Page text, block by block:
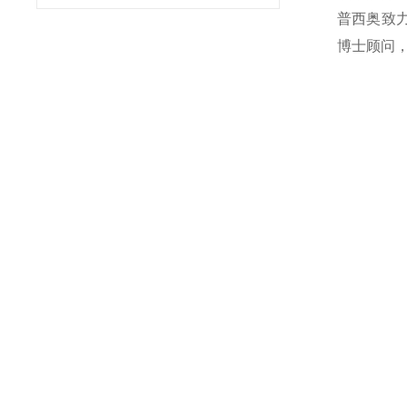
普西奥致
博士顾问